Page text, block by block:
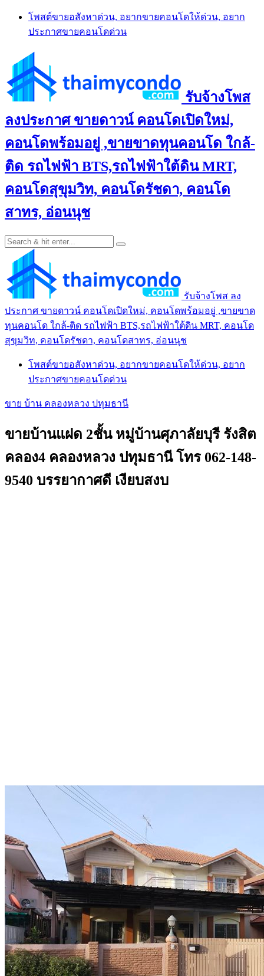
Skip
content
โพสต์ขายอสังหาด่วน, อยากขายคอนโดให้ด่วน, อยาก
ประกาศขายคอนโดด่วน
รับจ้างโพส
ลงประกาศ ขายดาวน์ คอนโดเปิดใหม่,
คอนโดพร้อมอยู่ ,ขายขาดทุนคอนโด ใกล้-
ติด รถไฟฟ้า BTS,รถไฟฟ้าใต้ดิน MRT,
คอนโดสุขุมวิท, คอนโดรัชดา, คอนโด
สาทร, อ่อนนุช
รับจ้างโพส ลง
ประกาศ ขายดาวน์ คอนโดเปิดใหม่, คอนโดพร้อมอยู่ ,ขายขาด
ทุนคอนโด ใกล้-ติด รถไฟฟ้า BTS,รถไฟฟ้าใต้ดิน MRT, คอนโด
สุขุมวิท, คอนโดรัชดา, คอนโดสาทร, อ่อนนุช
โพสต์ขายอสังหาด่วน, อยากขายคอนโดให้ด่วน, อยาก
ประกาศขายคอนโดด่วน
ขาย บ้าน คลองหลวง ปทุมธานี
ขายบ้านแฝด 2ชั้น หมู่บ้านศุภาลัยบุรี รังสิต
คลอง4 คลองหลวง ปทุมธานี โทร 062-148-
9540 บรรยากาศดี เงียบสงบ